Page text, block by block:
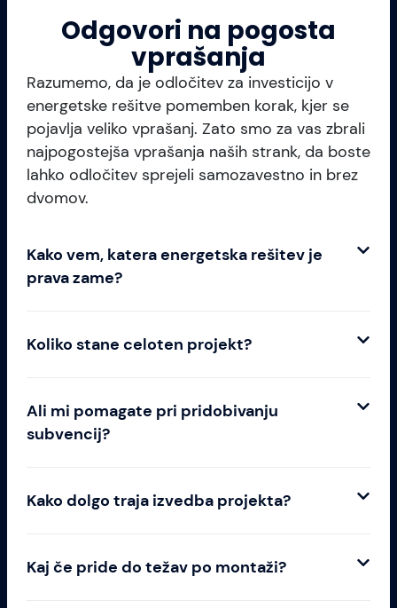
Odgovori na pogosta
vprašanja
Razumemo, da je odločitev za investicijo v
energetske rešitve pomemben korak, kjer se
pojavlja veliko vprašanj. Zato smo za vas zbrali
najpogostejša vprašanja naših strank, da boste
lahko odločitev sprejeli samozavestno in brez
dvomov.
Kako vem, katera energetska rešitev je
prava zame?
Koliko stane celoten projekt?
Ali mi pomagate pri pridobivanju
subvencij?
Kako dolgo traja izvedba projekta?
Kaj če pride do težav po montaži?